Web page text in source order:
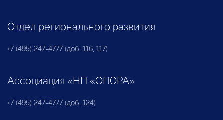
Отдел регионального развития
+7 (495) 247-4777 (доб. 116, 117)
Ассоциация «НП «ОПОРА»
+7 (495) 247-4777 (доб. 124)